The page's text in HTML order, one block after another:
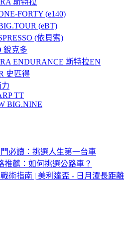
斯特拉
FORTY (e140)
(eBT)
(依貝索)
銳克多
ENDURANCE 斯特拉EN
史匹得
TT
BIG.NINE
必讀：挑選人生第一台車
推薦：如何挑選公路車？
術指南 | 美利達盃 - 日月潭長距離